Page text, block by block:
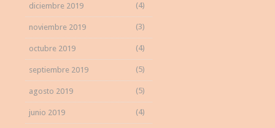
diciembre 2019 (4)
noviembre 2019 (3)
octubre 2019 (4)
septiembre 2019 (5)
agosto 2019 (5)
junio 2019 (4)